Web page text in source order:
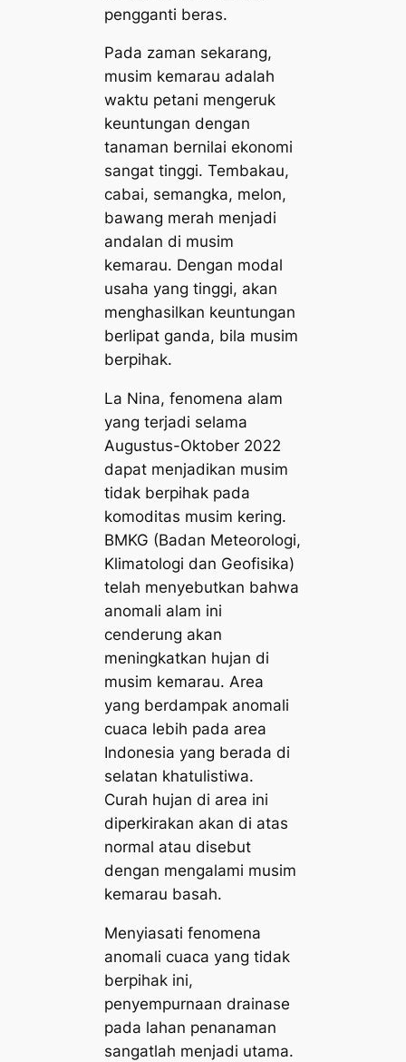
pengganti beras.
Pada zaman sekarang,
musim kemarau adalah
waktu petani mengeruk
keuntungan dengan
tanaman bernilai ekonomi
sangat tinggi. Tembakau,
cabai, semangka, melon,
bawang merah menjadi
andalan di musim
kemarau. Dengan modal
usaha yang tinggi, akan
menghasilkan keuntungan
berlipat ganda, bila musim
berpihak.
La Nina, fenomena alam
yang terjadi selama
Augustus-Oktober 2022
dapat menjadikan musim
tidak berpihak pada
komoditas musim kering.
BMKG (Badan Meteorologi,
Klimatologi dan Geofisika)
telah menyebutkan bahwa
anomali alam ini
cenderung akan
meningkatkan hujan di
musim kemarau. Area
yang berdampak anomali
cuaca lebih pada area
Indonesia yang berada di
selatan khatulistiwa.
Curah hujan di area ini
diperkirakan akan di atas
normal atau disebut
dengan mengalami musim
kemarau basah.
Menyiasati fenomena
anomali cuaca yang tidak
berpihak ini,
penyempurnaandrainase
pada lahan penanaman
sangatlah menjadi utama.